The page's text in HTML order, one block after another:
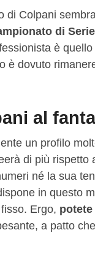
di Colpani
di
è
è dovuto
al
un profilo
di più
né la sua
in questo
Ergo,
a patto